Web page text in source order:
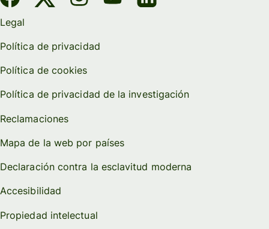
Legal
Política de privacidad
Política de cookies
Política de privacidad de la investigación
Reclamaciones
Mapa de la web por países
Declaración contra la esclavitud moderna
Accesibilidad
Propiedad intelectual